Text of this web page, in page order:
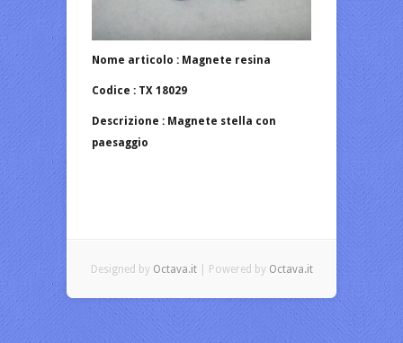
Nome articolo : Magnete resina
Codice : TX 18029
Descrizione : Magnete stella con
paesaggio
Designed by Octava.it| Powered by Octava.it